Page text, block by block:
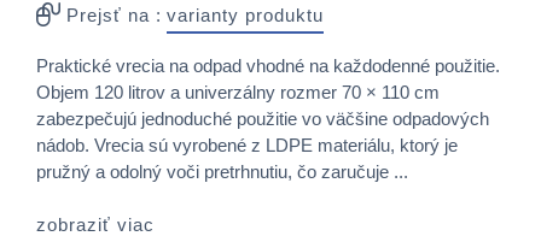
Prejsť na : varianty produktu
Praktické vrecia na odpad vhodné na každodenné použitie.
Objem 120 litrov a univerzálny rozmer 70 × 110 cm
zabezpečujú jednoduché použitie vo väčšine odpadových
nádob. Vrecia sú vyrobené z LDPE materiálu, ktorý je
pružný a odolný voči pretrhnutiu, čo zaručuje ...
zobraziť viac